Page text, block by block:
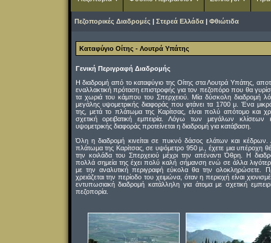
Πεζοπορικές Διαδρομές | Στερεά Ελλάδα | Φθιώτιδα
Καταφύγιο Οίτης - Λουτρά Υπάτης
Γενική Περιγραφή Διαδρομής
Η διαδρομή από το καταφύγιο της Οίτης στα Λουτρά Υπάτης,
εναλλακτική πρόταση επιστροφής για τον πεζοπόρο που θα
τα χωριά του κάμπου του Σπερχειού. Μία δύσκολη διαδρομή
μεγάλης υψομετρικής διαφοράς που φτάνει τα 1700 μ. Ένα
της, μετά το πλάτωμα της Καρίτσας, είναι πολύ απότομο και
σχετική ορειβατική εμπειρία. Λόγω των μεγάλων κλίσεων
υψομετρικής διαφοράς προτείνεται η διαδρομή για κατάβαση.
Όλη η διαδρομή κινείται σε πυκνό δάσος ελάτων και
πλάτωμα της Καρίτσας, σε υψόμετρο 950 μ., έχετε μια υπέροχη
την κοιλάδα του Σπερχειού μέχρι την απέναντι Όθρη. Η
πολλά σημεία της έχει πολύ καλή σήμανση ενώ σε άλλα
με την αναλυτική περιγραφή εύκολα θα την ολοκληρώσετε.
χρειάζεται την περίοδο του χειμώνα, όταν η περιοχή είναι
εντυπωσιακή διαδρομή κατάλληλη για άτομα με σχετική
πεζοπορία.